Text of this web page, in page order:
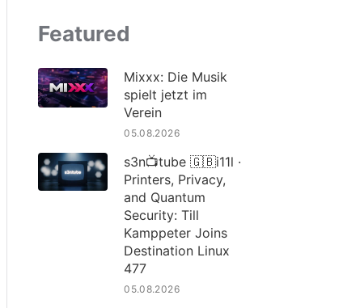
Featured
Mixxx: Die Musik
spielt jetzt im
Verein
05.08.2026
s3n📺tube 🇬🇧i11l ·
Printers, Privacy,
and Quantum
Security: Till
Kamppeter Joins
Destination Linux
477
05.08.2026